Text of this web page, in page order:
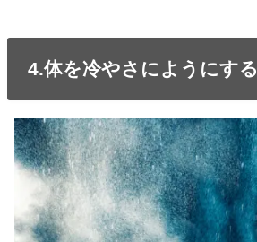
4.体を冷やさにようにする